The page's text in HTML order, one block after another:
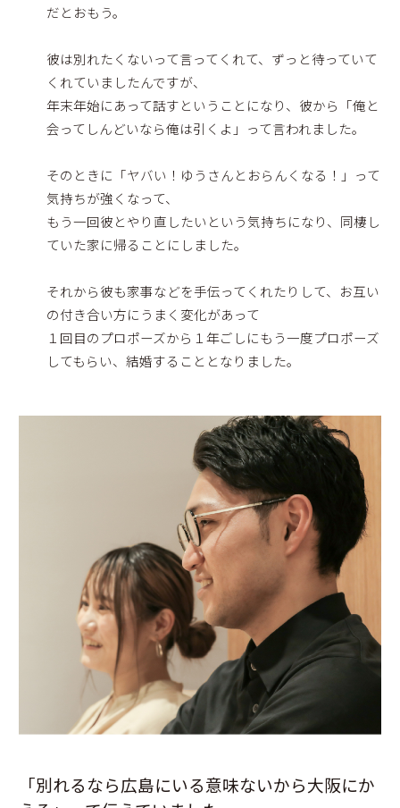
だとおもう。
彼は別れたくないって言ってくれて、ずっと待っていて
くれていましたんですが、
年末年始にあって話すということになり、彼から「俺と
会ってしんどいなら俺は引くよ」って言われました。
そのときに「ヤバい！ゆうさんとおらんくなる！」って
気持ちが強くなって、
もう一回彼とやり直したいという気持ちになり、同棲し
ていた家に帰ることにしました。
それから彼も家事などを手伝ってくれたりして、お互い
の付き合い方にうまく変化があって
１回目のプロポーズから１年ごしにもう一度プロポーズ
してもらい、結婚することとなりました。
「別れるなら広島にいる意味ないから大阪にか